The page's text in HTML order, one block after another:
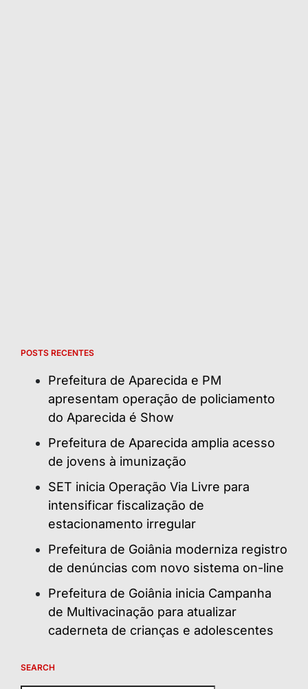
POSTS RECENTES
Prefeitura de Aparecida e PM
apresentam operação de policiamento
do Aparecida é Show
Prefeitura de Aparecida amplia acesso
de jovens à imunização
SET inicia Operação Via Livre para
intensificar fiscalização de
estacionamento irregular
Prefeitura de Goiânia moderniza registro
de denúncias com novo sistema on-line
Prefeitura de Goiânia inicia Campanha
de Multivacinação para atualizar
caderneta de crianças e adolescentes
SEARCH